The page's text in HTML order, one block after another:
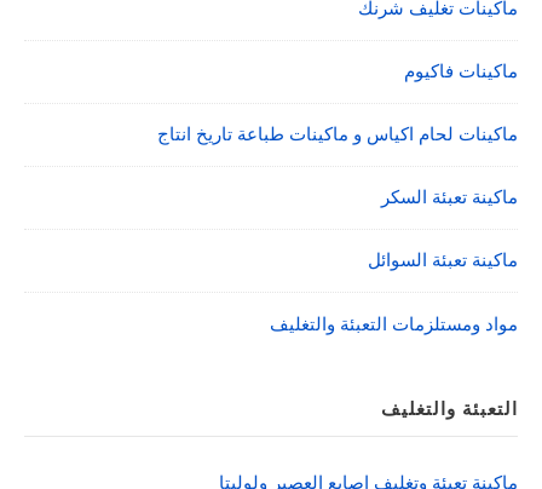
ماكينات تغليف شرنك
ماكينات فاكيوم
ماكينات لحام اكياس و ماكينات طباعة تاريخ انتاج
ماكينة تعبئة السكر
ماكينة تعبئة السوائل
مواد ومستلزمات التعبئة والتغليف
التعبئة والتغليف
ماكينة تعبئة وتغليف اصابع العصير ولوليتا